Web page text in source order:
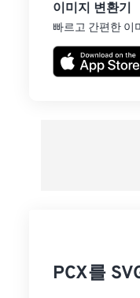
이미지 변환기
빠르고 간편한 이
PCX를